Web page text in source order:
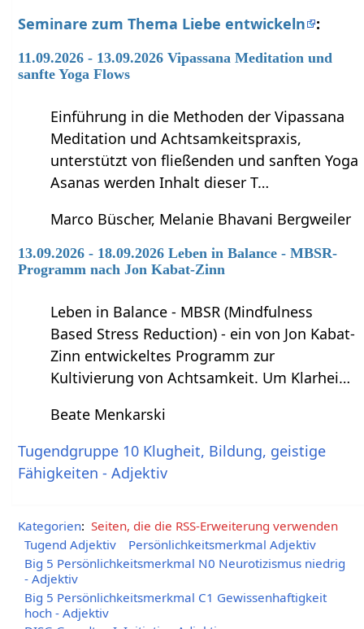
Seminare zum Thema Liebe entwickeln :
11.09.2026 - 13.09.2026 Vipassana Meditation und
sanfte Yoga Flows
Einführung in die Methoden der Vipassana
Meditation und Achtsamkeitspraxis,
unterstützt von fließenden und sanften Yoga
Asanas werden Inhalt dieser T…
Marco Büscher, Melanie Bhavani Bergweiler
13.09.2026 - 18.09.2026 Leben in Balance - MBSR-
Programm nach Jon Kabat-Zinn
Leben in Balance - MBSR (Mindfulness
Based Stress Reduction) - ein von Jon Kabat-
Zinn entwickeltes Programm zur
Kultivierung von Achtsamkeit. Um Klarhei…
Beate Menkarski
Tugendgruppe 10 Klugheit, Bildung, geistige
Fähigkeiten - Adjektiv
Kategorien: Seiten, die die RSS-Erweiterung verwenden
Tugend Adjektiv
Persönlichkeitsmerkmal Adjektiv
Big 5 Persönlichkeitsmerkmal N0 Neurotizismus niedrig
- Adjektiv
Big 5 Persönlichkeitsmerkmal C1 Gewissenhaftigkeit
hoch - Adjektiv